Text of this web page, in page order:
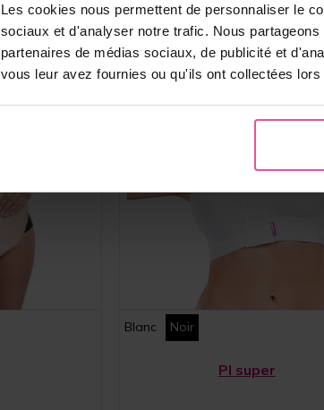
Les cookies nous permettent de personnaliser le
sociaux et d'analyser notre trafic. Nous
partenaires de médias sociaux, de publicité et
vous leur avez fournies ou qu'ils ont collectées
Blanc Noir
PI super